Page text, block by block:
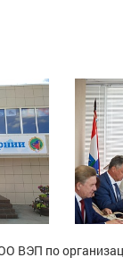
ВЭП по